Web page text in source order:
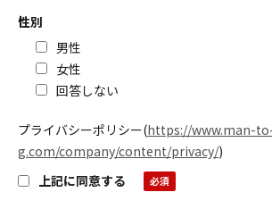
性別
男性
女性
回答しない
プライバシーポリシー(https://www.man-
g.com/company/content/privacy/)
上記に同意する